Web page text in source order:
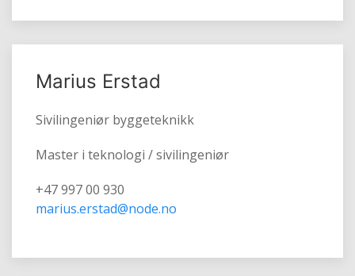
Marius Erstad
Sivilingeniør byggeteknikk
Master i teknologi / sivilingeniør
+47 997 00 930
marius.erstad@node.no